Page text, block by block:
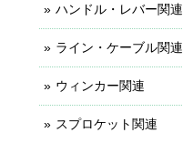
ハンドル・レバー関連
ライン・ケーブル関連
ウィンカー関連
スプロケット関連